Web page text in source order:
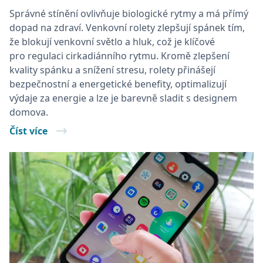
Správné stínění ovlivňuje biologické rytmy a má přímý
dopad na zdraví. Venkovní rolety zlepšují spánek tím,
že blokují venkovní světlo a hluk, což je klíčové
pro regulaci cirkadiánního rytmu. Kromě zlepšení
kvality spánku a snížení stresu, rolety přinášejí
bezpečnostní a energetické benefity, optimalizují
výdaje za energie a lze je barevně sladit s designem
domova.
Číst více